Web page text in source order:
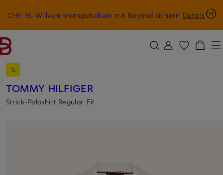
ZUM HAUPTINHALT ÜBERSPRINGEN ZUM SUCHFELD ÜBERSPRINGEN
CHF 15-Willkommensgutschein mit Beyond sichern Details
TOMMY HILFIGER
Strick-Poloshirt Regular Fit